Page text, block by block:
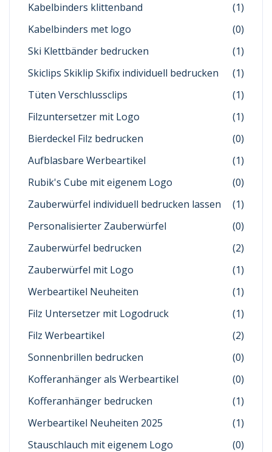
Kabelbinders klittenband
(1)
Kabelbinders met logo
(0)
Ski Klettbänder bedrucken
(1)
Skiclips Skiklip Skifix individuell bedrucken
(1)
Tüten Verschlussclips
(1)
Filzuntersetzer mit Logo
(1)
Bierdeckel Filz bedrucken
(0)
Aufblasbare Werbeartikel
(1)
Rubik's Cube mit eigenem Logo
(0)
Zauberwürfel individuell bedrucken lassen
(1)
Personalisierter Zauberwürfel
(0)
Zauberwürfel bedrucken
(2)
Zauberwürfel mit Logo
(1)
Werbeartikel Neuheiten
(1)
Filz Untersetzer mit Logodruck
(1)
Filz Werbeartikel
(2)
Sonnenbrillen bedrucken
(0)
Kofferanhänger als Werbeartikel
(0)
Kofferanhänger bedrucken
(1)
Werbeartikel Neuheiten 2025
(1)
Stauschlauch mit eigenem Logo
(0)